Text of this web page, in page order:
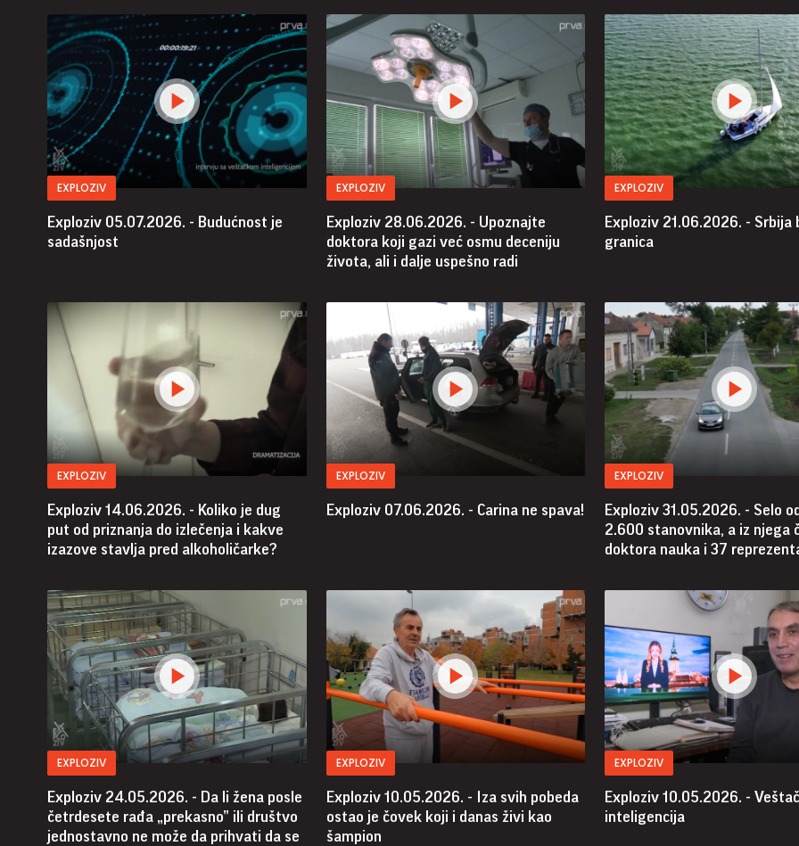
EXPLOZIV
Exploziv 05.07.2026. - Budućnost je
sadašnjost
EXPLOZIV
Exploziv 28.06.2026. - Upoznajte
doktora koji gazi već osmu deceniju
života, ali i dalje uspešno radi
EXPLOZIV
Exploziv 21.06.2026. - Srbija
granica
EXPLOZIV
Exploziv 14.06.2026. - Koliko je dug
put od priznanja do izlečenja i kakve
izazove stavlja pred alkoholičarke?
EXPLOZIV
Exploziv 07.06.2026. - Carina ne spava!
EXPLOZIV
Exploziv 31.05.2026. - Selo
2.600 stanovnika, a iz njega
doktora nauka i 37
EXPLOZIV
Exploziv 24.05.2026. - Da li žena posle
četrdesete rađa „prekasno” ili društvo
jednostavno ne može da prihvati da se
EXPLOZIV
Exploziv 10.05.2026. - Iza svih pobeda
ostao je čovek koji i danas živi kao
šampion
EXPLOZIV
Exploziv 10.05.2026. -
inteligencija